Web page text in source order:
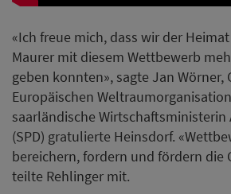
«Ich freue mich, dass wir der
Maurer mit diesem Wettbewerb
geben konnten», sagte Jan
Europäischen Weltraumorganisation
saarländische Wirtschaftsministerin
(SPD) gratulierte Heinsdorf.
bereichern, fordern und fördern die
teilte Rehlinger mit.